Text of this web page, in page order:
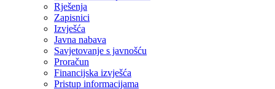
Rješenja
Zapisnici
Izvješća
Javna nabava
Savjetovanje s javnošću
Proračun
Financijska izvješća
Pristup informacijama